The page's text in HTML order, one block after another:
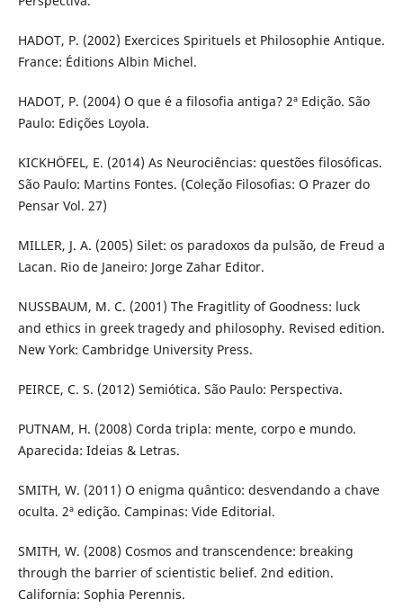
HADOT, P. (2002) Exercices Spirituels et Philosophie Antique.
France: Éditions Albin Michel.
HADOT, P. (2004) O que é a filosofia antiga? 2ª Edição. São
Paulo: Edições Loyola.
KICKHÖFEL, E. (2014) As Neurociências: questões filosóficas.
São Paulo: Martins Fontes. (Coleção Filosofias: O Prazer do
Pensar Vol. 27)
MILLER, J. A. (2005) Silet: os paradoxos da pulsão, de Freud a
Lacan. Rio de Janeiro: Jorge Zahar Editor.
NUSSBAUM, M. C. (2001) The Fragitlity of Goodness: luck
and ethics in greek tragedy and philosophy. Revised edition.
New York: Cambridge University Press.
PEIRCE, C. S. (2012) Semiótica. São Paulo: Perspectiva.
PUTNAM, H. (2008) Corda tripla: mente, corpo e mundo.
Aparecida: Ideias & Letras.
SMITH, W. (2011) O enigma quântico: desvendando a chave
oculta. 2ª edição. Campinas: Vide Editorial.
SMITH, W. (2008) Cosmos and transcendence: breaking
through the barrier of scientistic belief. 2nd edition.
California: Sophia Perennis.